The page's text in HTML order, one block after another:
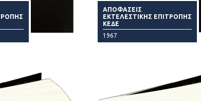
ΑΠΟΦΑΣΕΙΣ
ΕΚΤΕΛΕΣΤΙΚΗΣ ΕΠΙΤΡΟΠΗΣ
ΚΕΔΕ
1967